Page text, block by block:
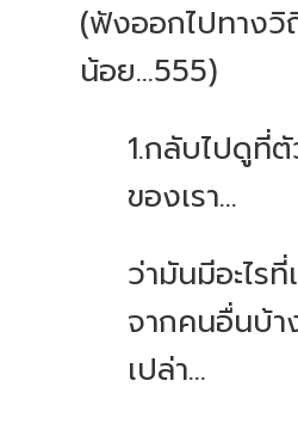
(ฟังออกไปทางวิ
น้อย…555)
1.กลับไปดูที่
ของเรา...
ว่ามันมีอะไร
จากคนอื่นบ้า
เปล่า...